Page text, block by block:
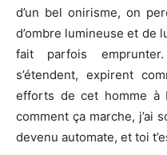
d’un bel onirisme, on
d’ombre lumineuse et de
fait parfois
s’étendent, expirent
efforts de cet homme à
comment ça marche, j’ai
devenu automate, et toi